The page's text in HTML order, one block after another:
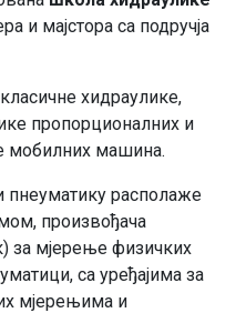
и мајстора са подручја
хидраулике,
пропорционалних и
мобилних машина.
пнеуматику располаже
произвођача
за мјерење физичких
са уређајима за
мјерењима и